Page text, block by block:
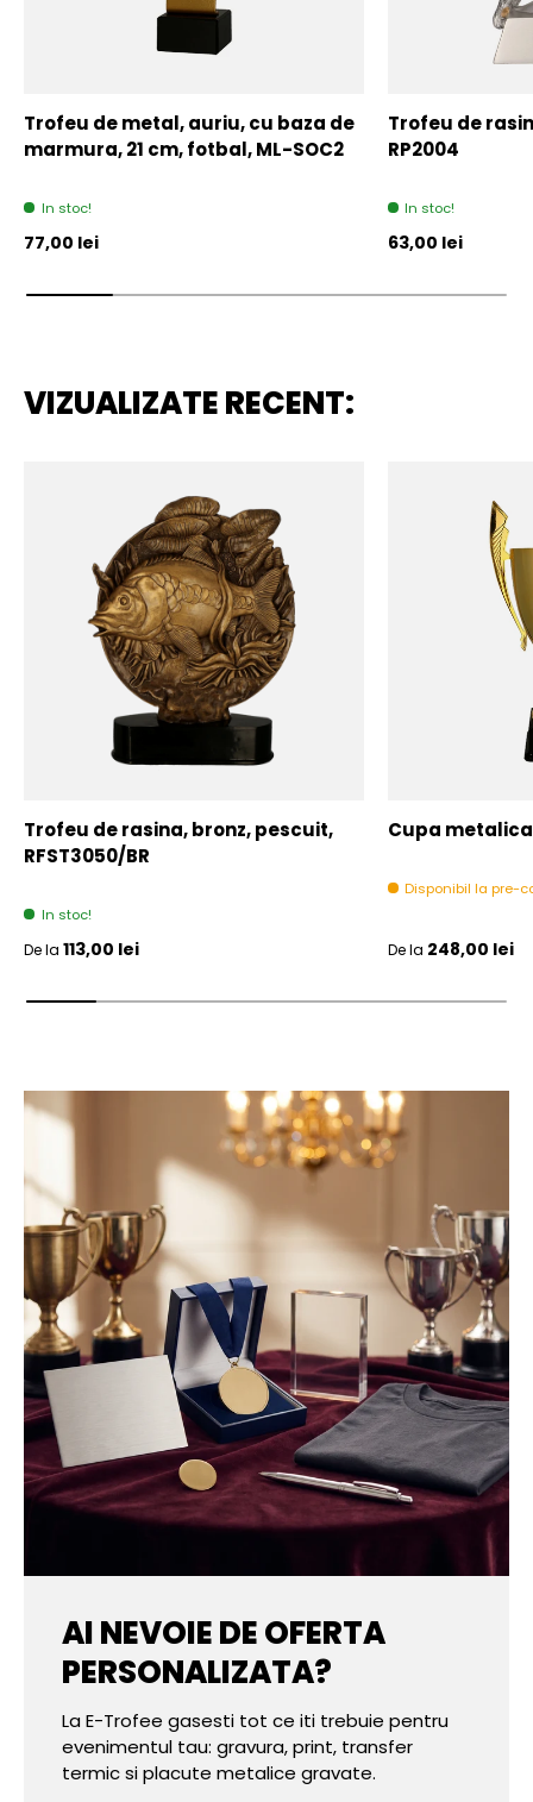
Trofeu de metal, auriu, cu baza de
marmura, 21 cm, fotbal, ML-SOC2
In stoc!
Pret initial
77,00 lei
Trofeu de
RP2004
In stoc!
Pret initial
63,00 lei
VIZUALIZATE RECENT:
Trofeu de rasina, bronz, pescuit,
RFST3050/BR
In stoc!
Pret initial
De la 113,00 lei
Cupa
Disponibil la pre-
Pret initial
De la 248,00 lei
AI NEVOIE DE OFERTA
PERSONALIZATA?
La E-Trofee gasesti tot ce iti trebuie pentru
evenimentul tau: gravura, print, transfer
termic si placute metalice gravate.